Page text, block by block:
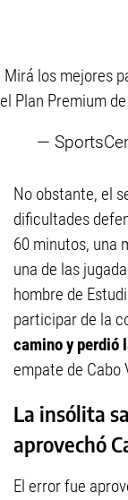
Mirá los mejores
el Plan Premium de
—
No obstante, el
dificultades
60 minutos, una
una de las
hombre de
participar de la
camino y perdió
empate de Cabo
La insólita
aprovechó
El error fue